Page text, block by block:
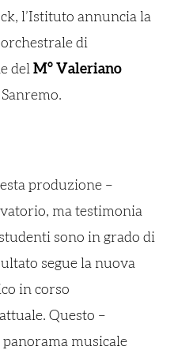
l’Istituto annuncia la
di
del M° Valeriano
produzione –
ma testimonia
sono in grado di
segue la nuova
in corso
Questo –
musicale